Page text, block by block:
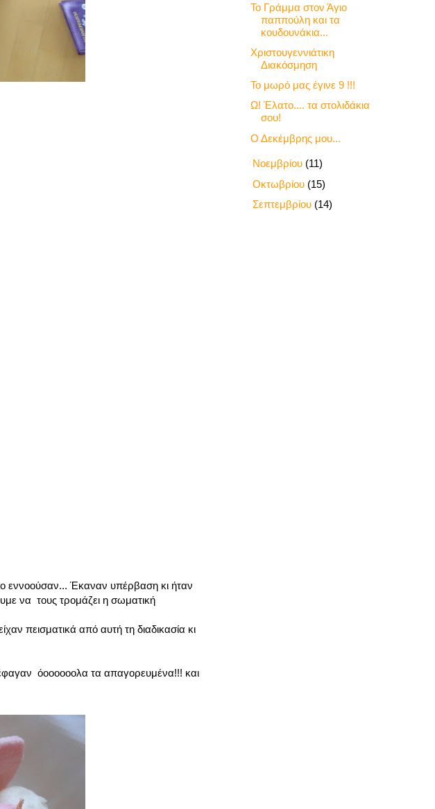
εννοούσαν... Έκαναν υπέρβαση κι ήταν
να τους τρομάζει η σωματική
πεισματικά από αυτή τη διαδικασία κι
έφαγαν όοοοοοολα τα απαγορευμένα!!! και
Το Γράμμα στον Άγιο
παππούλη και τα
κουδουνάκια...
Χριστουγεννιάτικη
Διακόσμηση
Το μωρό μας έγινε 9 !!!
Ω! Έλατο.... τα στολιδάκια
σου!
Ο Δεκέμβρης μου...
Νοεμβρίου (11)
Οκτωβρίου (15)
Σεπτεμβρίου (14)